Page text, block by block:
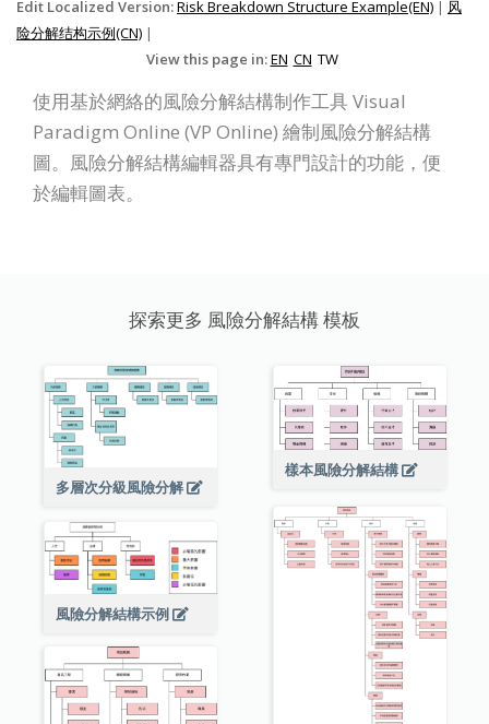
Edit Localized Version:Risk Breakdown Structure Example(EN) | 风
险分解结构示例(CN) |
View this page in:EN CN TW
使用基於網絡的風險分解結構制作工具 Visual
Paradigm Online (VP Online) 繪制風險分解結構
圖。風險分解結構編輯器具有專門設計的功能，便
於編輯圖表。
探索更多 風險分解結構 模板
多層次分級風險分解
樣本風險分解結構
風險分解結構示例